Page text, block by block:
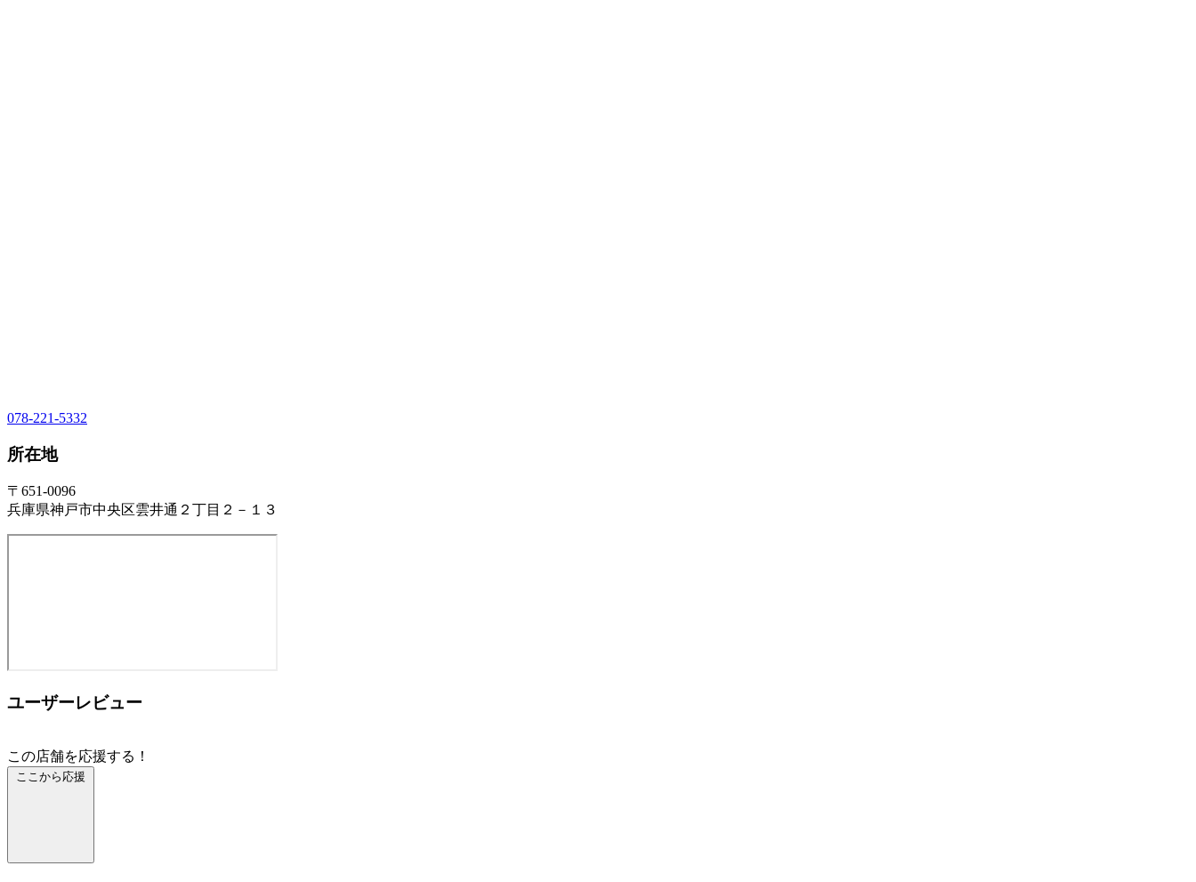
078-221-5332
所在地
〒651-0096
兵庫県神戸市中央区雲井通２丁目２－１３
ユーザーレビュー
この店舗を応援する！
ここから応援